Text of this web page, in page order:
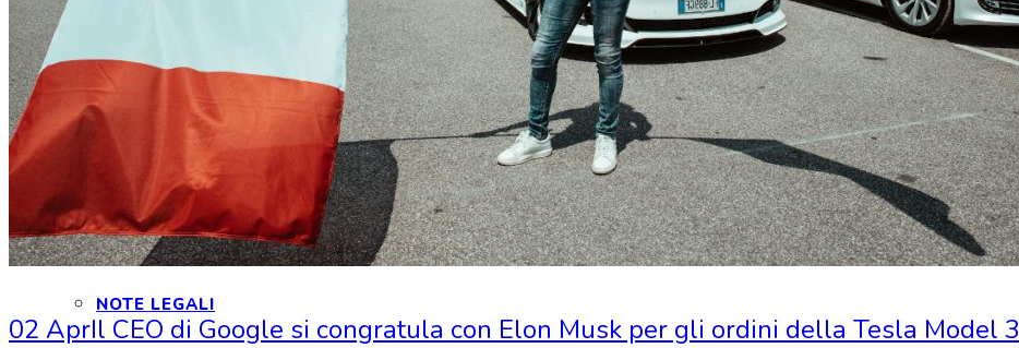
NEWSLETTER
RASSEGNA STAMPA
NOTE LEGALI
02 AprIl CEO di Google si congratula con Elon Musk per gli ordini della Tesla Model 3